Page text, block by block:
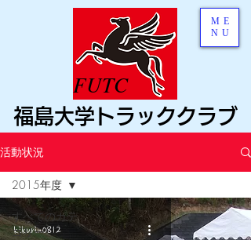
福島大学トラッククラブ
FUTC
ME
NU
活動状況
すべてのカテ
ゴリー
2015年度
kikurin0812